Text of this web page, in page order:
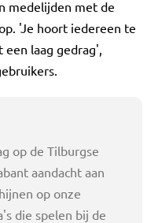
medelijden met de
'Je hoort iedereen te
een laag gedrag',
op de Tilburgse
aandacht aan
op onze
die spelen bij de